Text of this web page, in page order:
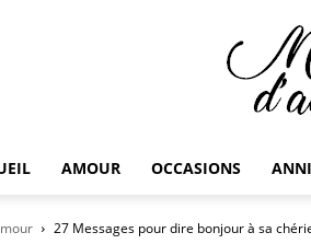
AMOUR OCCASIONS
27 Messages pour dire bonjour à sa